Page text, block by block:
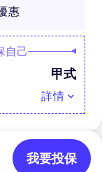
惠
自己
甲式
詳情
我要投保